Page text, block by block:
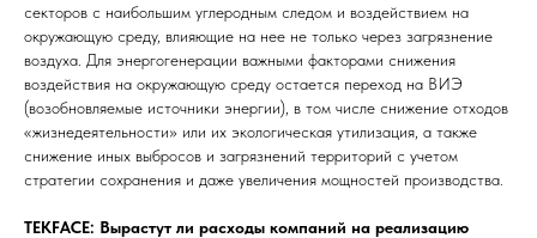
секторов с наибольшим углеродным следом и воздействием на
окружающую среду, влияющие на нее не только через загрязнение
воздуха. Для энергогенерации важными факторами снижения
воздействия на окружающую среду остается переход на ВИЭ
(возобновляемые источники энергии), в том числе снижение отходов
«жизнедеятельности» или их экологическая утилизация, а также
снижение иных выбросов и загрязнений территорий с учетом
стратегии сохранения и даже увеличения мощностей производства.
TEKFACE: Вырастут ли расходы компаний на реализацию